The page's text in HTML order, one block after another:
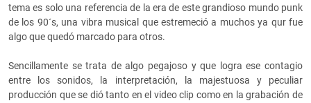
tema es solo una referencia de la era de este grandioso mundo punk
de los 90´s, una vibra musical que estremeció a muchos ya qur fue
algo que quedó marcado para otros.
Sencillamente se trata de algo pegajoso y que logra ese contagio
entre los sonidos, la interpretación, la majestuosa y peculiar
producción que se dió tanto en el video clip como en la grabación de